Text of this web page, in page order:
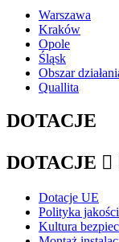
Warszawa
Kraków
Opole
Śląsk
Obszar
Quallita
DOTACJE
DOTACJE 
Dotacje UE
Polityka jakości
Kultura